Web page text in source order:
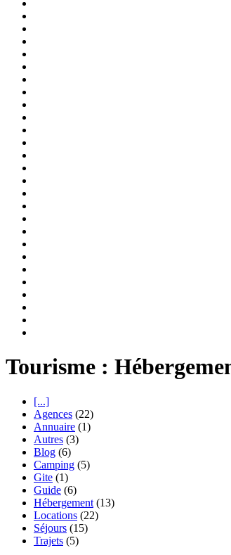
Tourisme :
[...]
Agences (22)
Annuaire (1)
Autres (3)
Blog (6)
Camping (5)
Gite (1)
Guide (6)
Hébergement (13)
Locations (22)
Séjours (15)
Trajets (5)